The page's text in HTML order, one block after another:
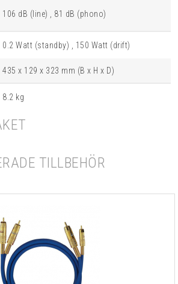
106 dB (line) , 81 dB (phono)
0.2 Watt (standby) , 150 Watt (drift)
435 x 129 x 323 mm (B x H x D)
8.2 kg
TILLBEHÖR